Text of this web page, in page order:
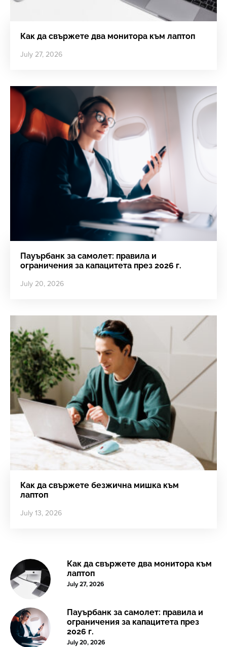
Как да свържете два монитора към лаптоп
July 27, 2026
Пауърбанк за самолет: правила и
ограничения за капацитета през 2026 г.
July 20, 2026
Как да свържете безжична мишка към
лаптоп
July 13, 2026
Как да свържете два монитора към
лаптоп
July 27, 2026
Пауърбанк за самолет: правила и
ограничения за капацитета през
2026 г.
July 20, 2026